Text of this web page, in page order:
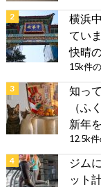
横浜
てい
快晴
15k件
知っ
（ふ
新年
12.5k
ジム
ット